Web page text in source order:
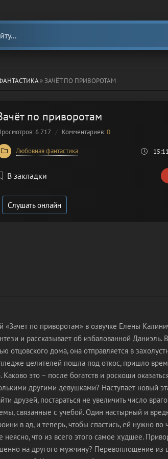
» ЗАЧЁТ ПО ПРИВОРОТАМ
по приворотам
6 717 Комментариев:0
Любовная фантастика
В закладки
Слушать онлайн
«Зачет по приворотам» в озвучке Елены
и рассказывает об избалованной Даниэль.
отцовского дома, она отправляется в
целителей пошла под откос, пришло
это – после богатств и роскоши
другими девушками? Наступает новый
друзей, постараться не увеличить число
связанные с учебой. Один настырный и
в ад, и теперь, чтобы спастись, ей нужно во
что из всего этого самое худшее.
на другого мужчину? Перевоплощение из